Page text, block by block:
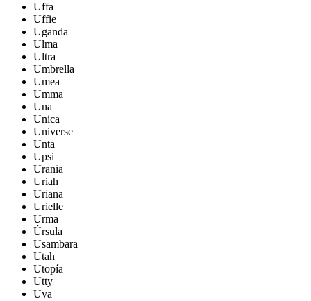
Uffa
Uffie
Uganda
Ulma
Ultra
Umbrella
Umea
Umma
Una
Unica
Universe
Unta
Upsi
Urania
Uriah
Uriana
Urielle
Urma
Úrsula
Usambara
Utah
Utopía
Utty
Uva